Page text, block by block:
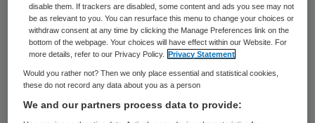
Medio 2015 kondigde de Nederlandse
Zorgautoriteit (NZa) aan de financiering en
beheer van de groupers over te dragen aan
private partijen. Daarop richtten
(branche)verenigingen voor medisch
disable them. If trackers are disabled, some content and ads you see may not
be as relevant to you. You can resurface this menu to change your choices or
withdraw consent at any time by clicking the Manage Preferences link on the
bottom of the webpage. Your choices will have effect within our Website. For
more details, refer to our Privacy Policy.
Privacy Statement
Would you rather not? Then we only place essential and statistical cookies,
these do not record any data about you as a person
We and our partners process data to provide: